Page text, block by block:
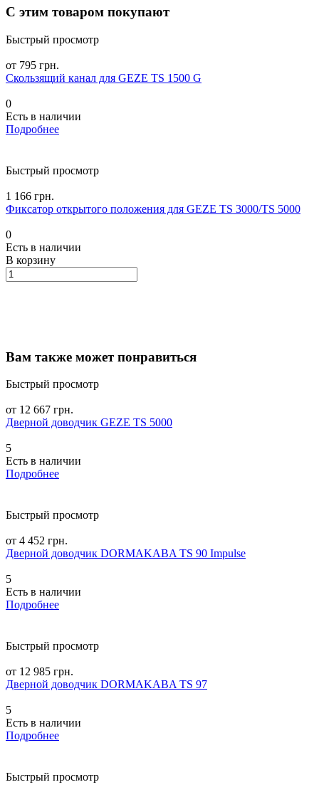
С этим товаром покупают
Быстрый просмотр
от 795 грн.
Скользящий канал для GEZE TS 1500 G
0
Есть в наличии
Подробнее
Быстрый просмотр
1 166 грн.
Фиксатор открытого положения для GEZE TS 3000/TS 5000
0
Есть в наличии
В корзину
Вам также может понравиться
Быстрый просмотр
от 12 667 грн.
Дверной доводчик GEZE TS 5000
5
Есть в наличии
Подробнее
Быстрый просмотр
от 4 452 грн.
Дверной доводчик DORMAKABA TS 90 Impulse
5
Есть в наличии
Подробнее
Быстрый просмотр
от 12 985 грн.
Дверной доводчик DORMAKABA TS 97
5
Есть в наличии
Подробнее
Быстрый просмотр